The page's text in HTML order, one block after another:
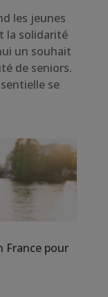
les jeunes
la solidarité
un souhait
de seniors.
se
France pour